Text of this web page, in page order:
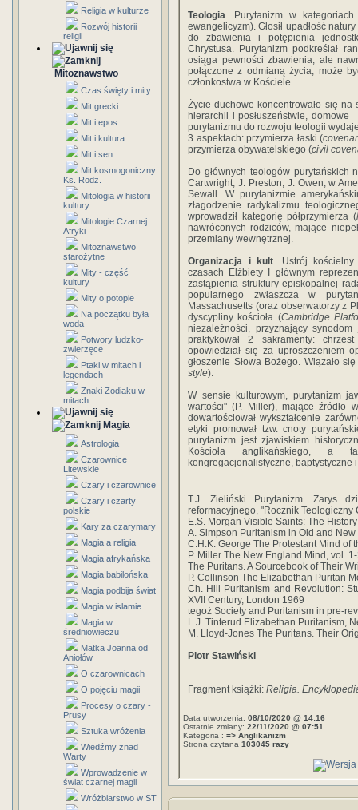
Religia w kulturze
Rozwój historii
religii
Mitoznawstwo
Czas święty i mity
Mit grecki
Mit i epos
Mit i kultura
Mit i sen
Mit kosmogoniczny
Ks. Rodz.
Mitologia w historii
kultury
Mitologie Czarnej
Afryki
Mitoznawstwo
starożytne
Mity - część
kultury
Mity o potopie
Na początku była
woda
Potwory ludzko-
zwierzęce
Ptaki w mitach i
legendach
Znaki Zodiaku w
mitach
Magia
Astrologia
Czarownice
Litewskie
Czary i czarownice
Czary i czarty
polskie
Kary za czarymary
Magia a religia
Magia afrykańska
Magia babilońska
Magia podbija świat
Magia w islamie
Magia w
średniowieczu
Matka Joanna od
Aniołów
O czarownicach
O pojęciu magii
Procesy o czary -
Prusy
Sztuka wróżenia
Wiedźmy znad
Warty
Wprowadzenie w
świat czarnej magii
Wróżbiarstwo w ST
Teologia. Purytanizm w kategoriach
ewangelicyzm). Głosił upadłość
do zbawienia i potępienia
Chrystusa. Purytanizm podkreślał
osiąga pewności zbawienia, ale
połączone z odmianą życia, może
członkostwa w Kościele.
Życie duchowe koncentrowało się
hierarchii i posłuszeństwie,
purytanizmu do rozwoju teologii
3 aspektach: przymierza łaski (
przymierza obywatelskiego (civil
Do głównych teologów
Cartwright, J. Preston, J. Owen, w
Sewall. W purytanizmie
złagodzenie radykalizmu
wprowadził kategorię półprzymierza (
nawróconych rodziców, mające
przemiany wewnętrznej.
Organizacja i kult. Ustrój kościelny
czasach Elżbiety I głównym
zastąpienia struktury episkopalnej
popularnego zwłaszcza w
Massachusetts (oraz obserwatorzy z
dyscypliny kościoła (Cambridge
niezależności, przyznający
praktykował 2 sakramenty:
opowiedział się za uproszczeniem
głoszenie Słowa Bożego. Wiązało
style).
W sensie kulturowym, purytanizm
wartości" (P. Miller), mające
dowartościował wykształcenie
etyki promował tzw. cnoty
purytanizm jest zjawiskiem
Kościoła anglikańskiego, a
kongregacjonalistyczne, baptystyczne
T.J. Zieliński Purytanizm. Zarys
reformacyjnego, "Rocznik Teologiczny
E.S. Morgan Visible Saints: The
A. Simpson Puritanism in Old and
C.H.K. George The Protestant Mind of
P. Miller The New England Mind, vol.
The Puritans. A Sourcebook of Their
P. Collinson The Elizabethan Puritan
Ch. Hill Puritanism and Revolution:
XVII Century, London 1969
tegoż Society and Puritanism in pre-
L.J. Tinterud Elizabethan Puritanism,
M. Lloyd-Jones The Puritans. Their
Piotr Stawiński
Fragment książki: Religia.
Data utworzenia: 08/10/2020 @ 14:16
Ostatnie zmiany: 22/11/2020 @ 07:51
Kategoria : => Anglikanizm
Strona czytana 103045 razy